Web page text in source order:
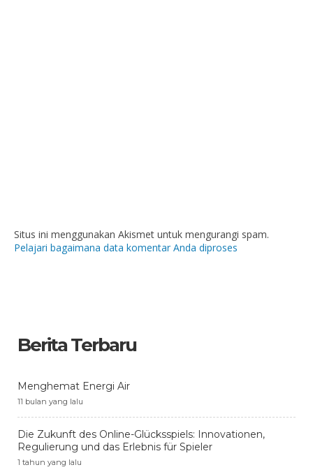
Situs ini menggunakan Akismet untuk mengurangi spam.
Pelajari bagaimana data komentar Anda diproses
Berita Terbaru
Menghemat Energi Air
11 bulan yang lalu
Die Zukunft des Online-Glücksspiels: Innovationen,
Regulierung und das Erlebnis für Spieler
1 tahun yang lalu